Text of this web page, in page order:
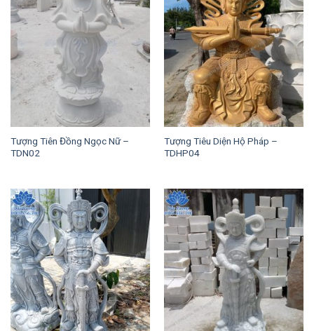
Tượng Tiên Đồng Ngọc Nữ –
TDN02
Tượng Tiêu Diện Hộ Pháp –
TDHP04